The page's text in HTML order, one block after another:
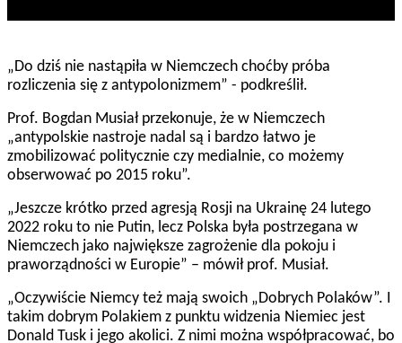
„Do dziś nie nastąpiła w Niemczech choćby próba
rozliczenia się z antypolonizmem” - podkreślił.
Prof. Bogdan Musiał przekonuje, że w Niemczech
„antypolskie nastroje nadal są i bardzo łatwo je
zmobilizować politycznie czy medialnie, co możemy
obserwować po 2015 roku”.
„Jeszcze krótko przed agresją Rosji na Ukrainę 24 lutego
2022 roku to nie Putin, lecz Polska była postrzegana w
Niemczech jako największe zagrożenie dla pokoju i
praworządności w Europie” – mówił prof. Musiał.
„Oczywiście Niemcy też mają swoich „Dobrych Polaków”. I
takim dobrym Polakiem z punktu widzenia Niemiec jest
Donald Tusk i jego akolici. Z nimi można współpracować, bo